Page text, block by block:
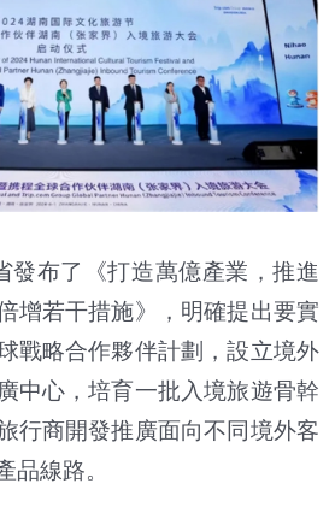
布了《打造萬億產業，推進
增若干措施》，明確提出要實
戰略合作夥伴計劃，設立境外
中心，培育一批入境旅遊骨幹
行商開發推廣面向不同境外客
品線路。